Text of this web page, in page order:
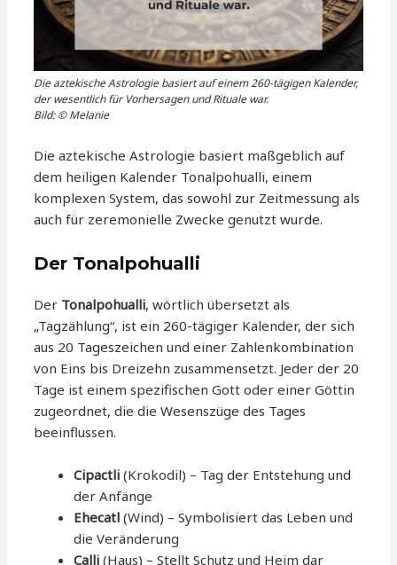
Die aztekische Astrologie basiert auf einem 260-tägigen Kalender,
der wesentlich für Vorhersagen und Rituale war.
Bild: © Melanie
Die aztekische Astrologie basiert maßgeblich auf
dem heiligen Kalender Tonalpohualli, einem
komplexen System, das sowohl zur Zeitmessung als
auch für zeremonielle Zwecke genutzt wurde.
Der Tonalpohualli
Der Tonalpohualli, wörtlich übersetzt als
„Tagzählung“, ist ein 260-tägiger Kalender, der sich
aus 20 Tageszeichen und einer Zahlenkombination
von Eins bis Dreizehn zusammensetzt. Jeder der 20
Tage ist einem spezifischen Gott oder einer Göttin
zugeordnet, die die Wesenszüge des Tages
beeinflussen.
Cipactli (Krokodil) – Tag der Entstehung und
der Anfänge
Ehecatl (Wind) – Symbolisiert das Leben und
die Veränderung
Calli (Haus) – Stellt Schutz und Heim dar